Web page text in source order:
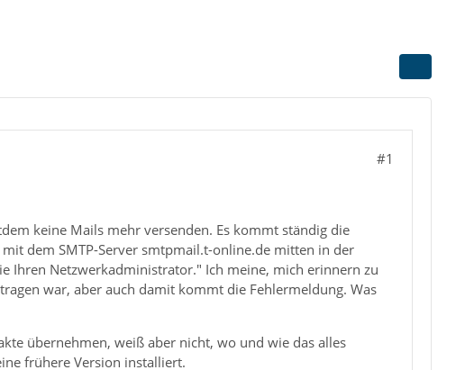
#1
keine Mails mehr versenden. Es kommt ständig die
dem SMTP-Server smtpmail.t-online.de mitten in der
Ihren Netzwerkadministrator." Ich meine, mich erinnern zu
war, aber auch damit kommt die Fehlermeldung. Was
übernehmen, weiß aber nicht, wo und wie das alles
frühere Version installiert.